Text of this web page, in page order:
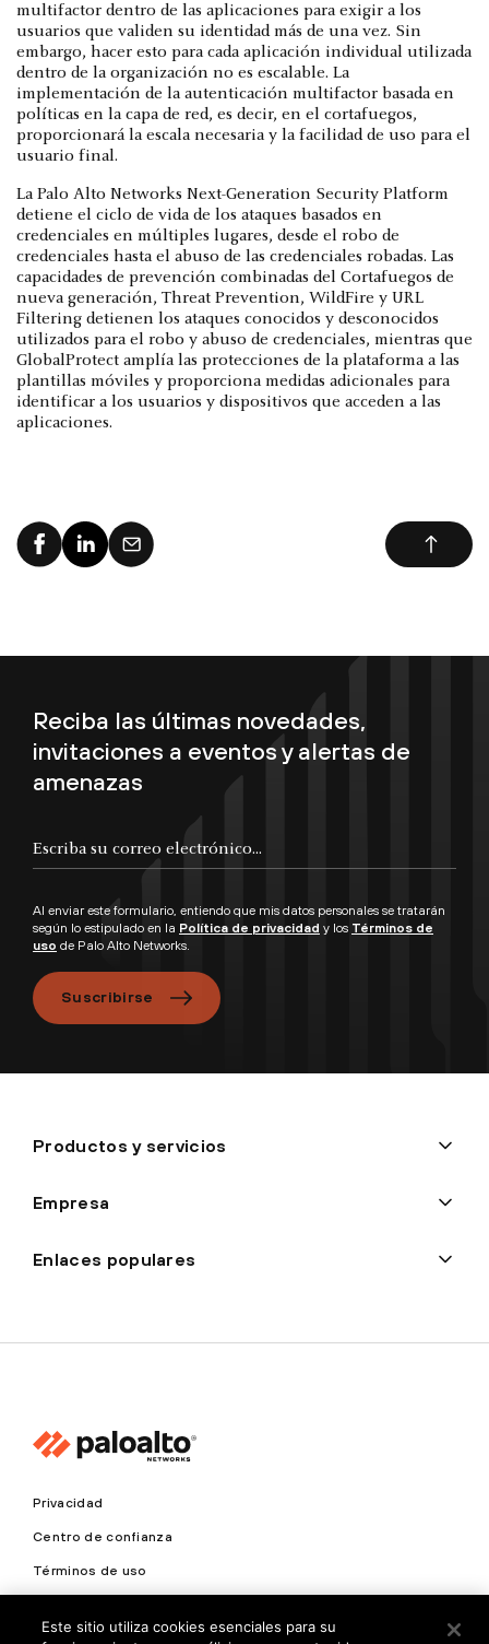
multifactor dentro de las aplicaciones para exigir a los
usuarios que validen su identidad más de una vez. Sin
embargo, hacer esto para cada aplicación individual utilizada
dentro de la organización no es escalable. La
implementación de la autenticación multifactor basada en
políticas en la capa de red, es decir, en el cortafuegos,
proporcionará la escala necesaria y la facilidad de uso para el
usuario final.
La Palo Alto Networks Next-Generation Security Platform
detiene el ciclo de vida de los ataques basados en
credenciales en múltiples lugares, desde el robo de
credenciales hasta el abuso de las credenciales robadas. Las
capacidades de prevención combinadas del Cortafuegos de
nueva generación, Threat Prevention, WildFire y URL
Filtering detienen los ataques conocidos y desconocidos
utilizados para el robo y abuso de credenciales, mientras que
GlobalProtect amplía las protecciones de la plataforma a las
plantillas móviles y proporciona medidas adicionales para
identificar a los usuarios y dispositivos que acceden a las
aplicaciones.
Reciba las últimas novedades,
invitaciones a eventos y alertas de
amenazas
Al enviar este formulario, entiendo que mis datos personales se tratarán
según lo estipulado en la Política de privacidad y los Términos de
uso de Palo Alto Networks.
Suscribirse
Productos y servicios
Empresa
Enlaces populares
Privacidad
Centro de confianza
Términos de uso
Este sitio utiliza cookies esenciales para su